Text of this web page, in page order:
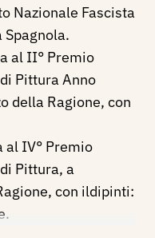
Nazionale Fascista
al II° Premio
Pittura Anno
della Ragione, con
IV° Premio
Pittura, a
con ildipinti: